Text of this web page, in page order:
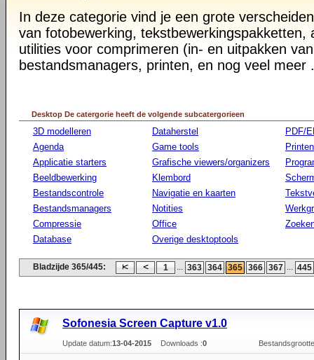
In deze categorie vind je een grote
van fotobewerking, tekstbewerkingspakketten,
utilities voor comprimeren (in- en uitpakken
bestandsmanagers, printen, en nog veel meer
Desktop De catergorie heeft de volgende subcatergorieen
3D modelleren
Agenda
Applicatie starters
Beeldbewerking
Bestandscontrole
Bestandsmanagers
Compressie
Database
Dataherstel
Game tools
Grafische viewers/organizers
Klembord
Navigatie en kaarten
Notities
Office
Overige desktoptools
PDF/
Printen
Bladzijde 365/445: 1 ... 363 364 365 366 367 ... 445
Sofonesia Screen Capture v1.0
Update datum:13-04-2015 Downloads :0